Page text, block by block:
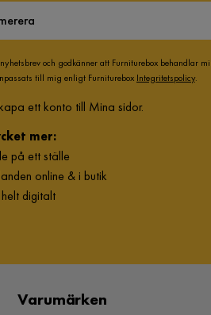
och godkänner att Furniturebox behandlar
till mig enligt Furniturebox Integritetspolicy.
ett konto till Mina sidor.
mer:
på ett ställe
online & i butik
digitalt
Varumärken